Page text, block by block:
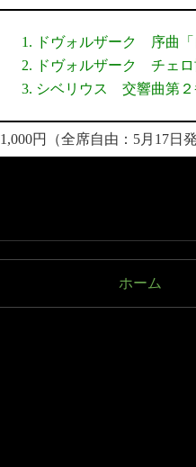
ドヴォルザーク 序曲「
ドヴォルザーク チェロ
シベリウス 交響曲第２
1,000円（全席自由：5月17日
ホーム